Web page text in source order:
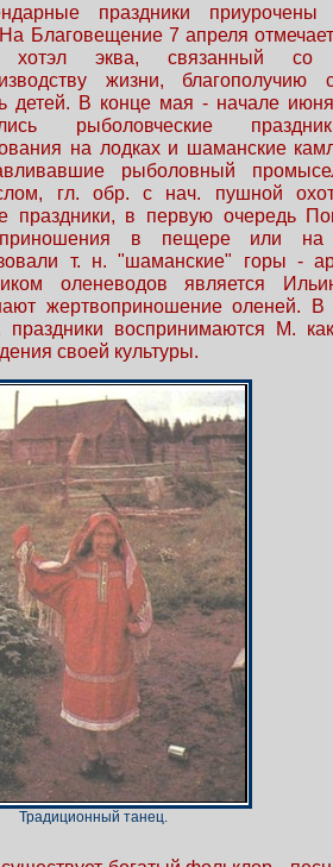
праздники
Благовещение 7 апреля
хотэл эква, связанный со
жизни,
детей. В конце мая - начале
рыболовческие
на лодках и шаманские
рыболовный
гл. обр. с нач. пушной
праздники, в первую очередь
в пещере или
т. н. "шаманские" горы -
оленеводов является
жертвоприношение оленей. В
праздники воспринимаются М.
своей культуры.
Традиционный танец.